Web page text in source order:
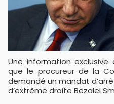
Une information exclusive de Middle East Eye affirme
que le procureur de la
demandé un mandat
d’extrême droite Bezalel